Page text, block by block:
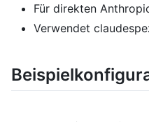
Für direkten
Verwendet